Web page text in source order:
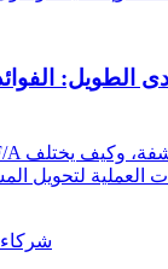
شركاء